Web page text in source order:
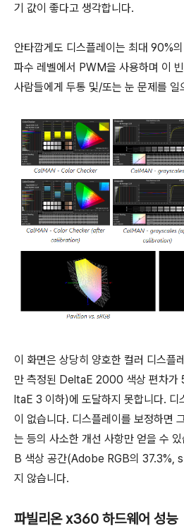
기 값이 좋다고 생각합니다.
안타깝게도 디스플레이는 최대 90%
파수 레벨에서 PWM을 사용하며 이
사람들에게 두통 및/또는 눈 문제를 일
이 화면은 상당히 양호한 컬러 디스플
만 측정된 DeltaE 2000 색상 편차가
ltaE 3 이하)에 도달하지 못합니다. 디
이 없습니다. 디스플레이를 보정하면
는 등의 사소한 개선 사항만 얻을 수
B 색상 공간(Adobe RGB의 37.3%,
지 않습니다.
파빌리온 x360 하드웨어 성능